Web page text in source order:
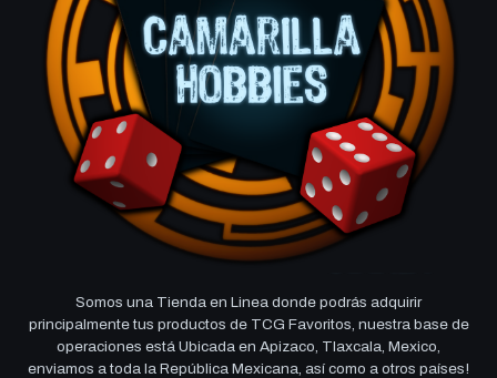
Somos una Tienda en Linea donde podrás adquirir
principalmente tus productos de TCG Favoritos, nuestra base de
operaciones está Ubicada en Apizaco, Tlaxcala, Mexico,
enviamos a toda la República Mexicana, así como a otros países!